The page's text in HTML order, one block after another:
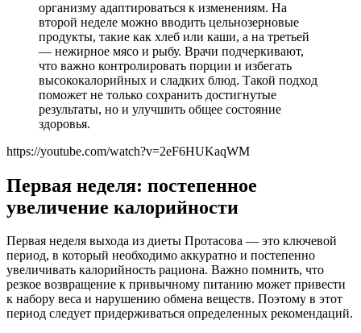
организму адаптироваться к изменениям. На
второй неделе можно вводить цельнозерновые
продукты, такие как хлеб или каши, а на третьей
— нежирное мясо и рыбу. Врачи подчеркивают,
что важно контролировать порции и избегать
высококалорийных и сладких блюд. Такой подход
поможет не только сохранить достигнутые
результаты, но и улучшить общее состояние
здоровья.
https://youtube.com/watch?v=2eF6HUKaqWM
Первая неделя: постепенное
увеличение калорийности
Первая неделя выхода из диеты Протасова — это ключевой
период, в который необходимо аккуратно и постепенно
увеличивать калорийность рациона. Важно помнить, что
резкое возвращение к привычному питанию может привести
к набору веса и нарушению обмена веществ. Поэтому в этот
период следует придерживаться определенных рекомендаций.